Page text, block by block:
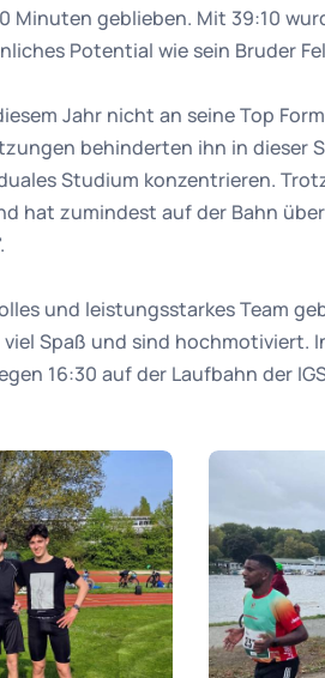
Minuten geblieben. Mit 39:10
Potential wie sein Bruder
Jahr nicht an seine Top
behinderten ihn in dieser
Studium konzentrieren.
hat zumindest auf der Bahn
und leistungsstarkes Team
Spaß und sind hochmotiviert.
16:30 auf der Laufbahn der